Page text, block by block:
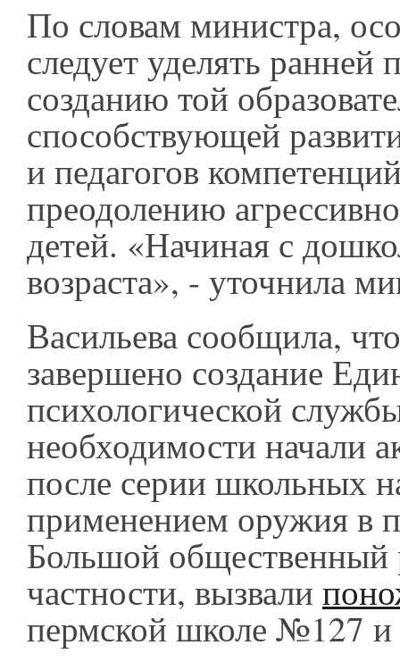
По словам министра,
следует уделять ранней
созданию той
способствующей
и педагогов
преодолению
детей. «Начиная с
возраста», - уточнила
Васильева сообщила,
завершено создание
психологической
необходимости начали
после серии школьных
применением оружия в
Большой общественный
частности, вызвали
пермской школе №127 и